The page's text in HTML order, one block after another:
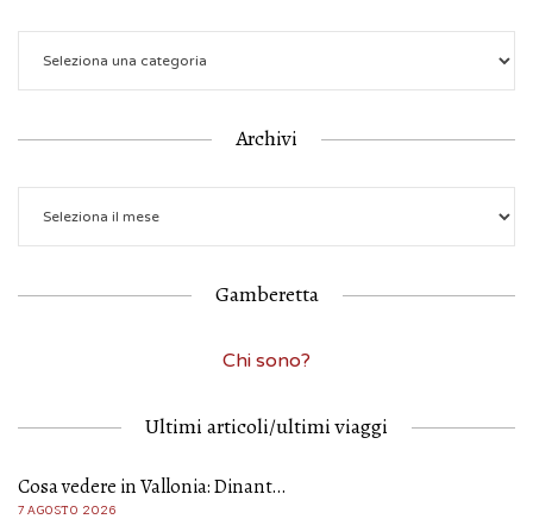
Archivi
Gamberetta
Chi sono?
Ultimi articoli/ultimi viaggi
Cosa vedere in Vallonia: Dinant…
7 AGOSTO 2026